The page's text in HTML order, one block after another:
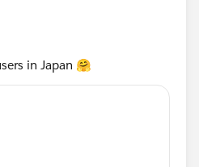
in Japan 🤗